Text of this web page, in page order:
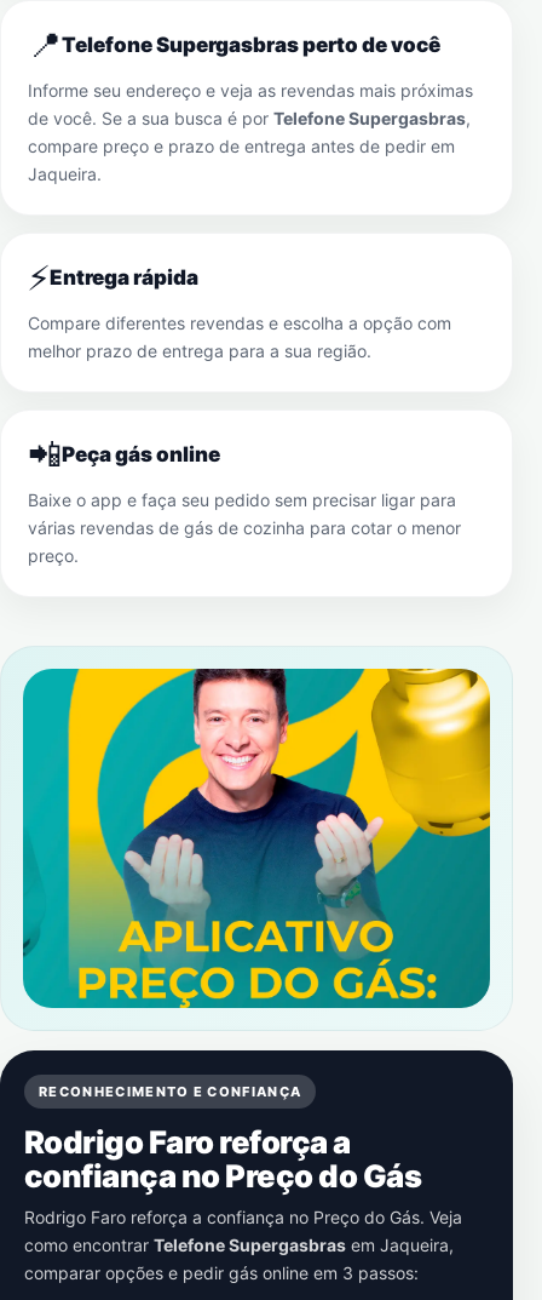
📍Telefone Supergasbras perto de você
Informe seu endereço e veja as revendas mais próximas
de você. Se a sua busca é por Telefone Supergasbras,
compare preço e prazo de entrega antes de pedir em
Jaqueira.
⚡Entrega rápida
Compare diferentes revendas e escolha a opção com
melhor prazo de entrega para a sua região.
📲Peça gás online
Baixe o app e faça seu pedido sem precisar ligar para
várias revendas de gás de cozinha para cotar o menor
preço.
RECONHECIMENTO E CONFIANÇA
Rodrigo Faro reforça a
confiança no Preço do Gás
Rodrigo Faro reforça a confiança no Preço do Gás. Veja
como encontrar Telefone Supergasbras em Jaqueira,
comparar opções e pedir gás online em 3 passos: